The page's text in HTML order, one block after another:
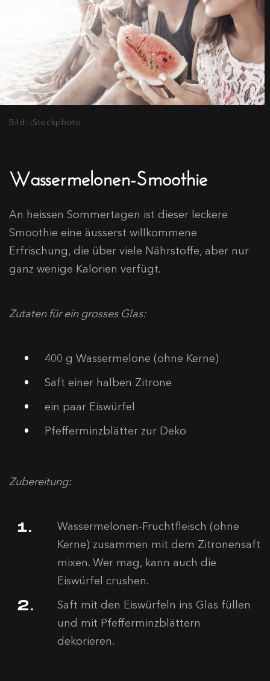
Bild: iStockphoto
Wassermelonen-Smoothie
An heissen Sommertagen ist dieser leckere
Smoothie eine äusserst willkommene
Erfrischung, die über viele Nährstoffe, aber nur
ganz wenige Kalorien verfügt.
Zutaten für ein grosses Glas:
400 g Wassermelone (ohne Kerne)
Saft einer halben Zitrone
ein paar Eiswürfel
Pfefferminzblätter zur Deko
Zubereitung:
Wassermelonen-Fruchtfleisch (ohne
Kerne) zusammen mit dem Zitronensaft
mixen. Wer mag, kann auch die
Eiswürfel crushen.
Saft mit den Eiswürfeln ins Glas füllen
und mit Pfefferminzblättern
dekorieren.